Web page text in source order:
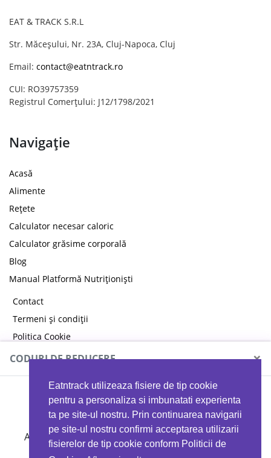
Eatntrack utilizeaza fisiere de tip cookie
pentru a personaliza si imbunatati experienta
ta pe site-ul nostru. Prin continuarea navigarii
pe site-ul nostru confirmi acceptarea utilizarii
fisierelor de tip cookie conform Politicii de
EAT & TRACK S.R.L
Str. Măceșului, Nr. 23A, Cluj-Napoca, Cluj
Email: contact@eatntrack.ro
CUI: RO39757359
Registrul Comerțului: J12/1798/2021
Navigație
Acasă
Alimente
Rețete
Calculator necesar caloric
Calculator grăsime corporală
Blog
Manual Platformă Nutriționiști
Contact
Termeni și condiții
Politica Cookie
Politica de confidențialitate
CODURI DE REDUCERE ×
MYPROTEIN
Ai 40%reducere la orice comandă folosind codul
EATTRACK